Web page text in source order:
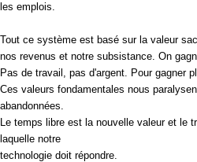
les emplois.
Tout ce système est basé sur la valeur
nos revenus et notre subsistance. On
Pas de travail, pas d'argent. Pour gagner
Ces valeurs fondamentales nous
abandonnées.
Le temps libre est la nouvelle valeur et le
laquelle notre
technologie doit répondre.